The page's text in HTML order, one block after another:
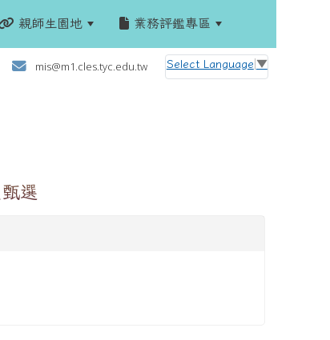
親師生園地 業務評鑑專區
mis@m1.cles.tyc.edu.tw Select Language ▼
選